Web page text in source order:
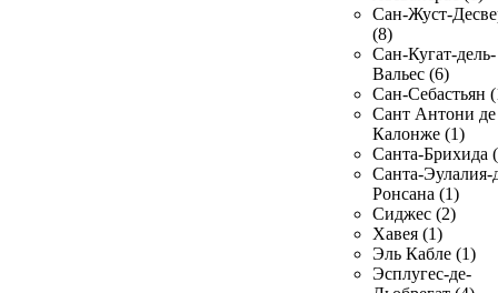
Сан-Жуст-
(8)
Сан-Кугат-дель-
Вальес (6)
Сан-Себастьян
Сант Антони де
Калонже (1)
Санта-Брихида
Санта-Эулалия-
Ронсана (1)
Сиджес (2)
Хавея (1)
Эль Кабле (1)
Эсплугес-де-